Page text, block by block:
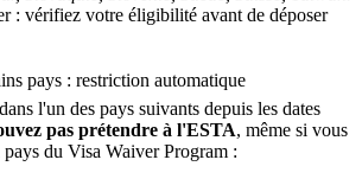
: vérifiez votre éligibilité avant de déposer
pays : restriction automatique
l'un des pays suivants depuis les dates
pas prétendre à l'ESTA, même si vous
pays du Visa Waiver Program :